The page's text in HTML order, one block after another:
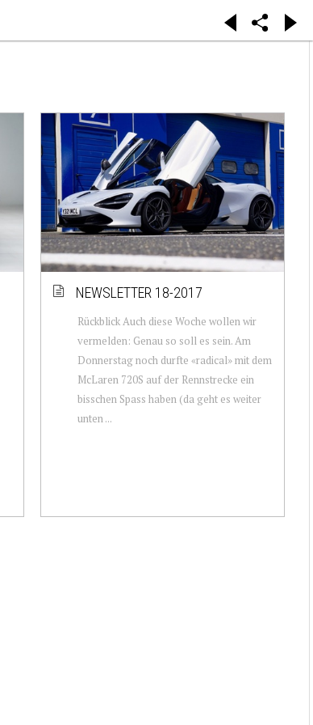
NEWSLETTER 18-2017
Rückblick Auch diese Woche wollen wir
vermelden: Genau so soll es sein. Am
Donnerstag noch durfte «radical» mit dem
McLaren 720S auf der Rennstrecke ein
bisschen Spass haben (da geht es weiter
unten ...